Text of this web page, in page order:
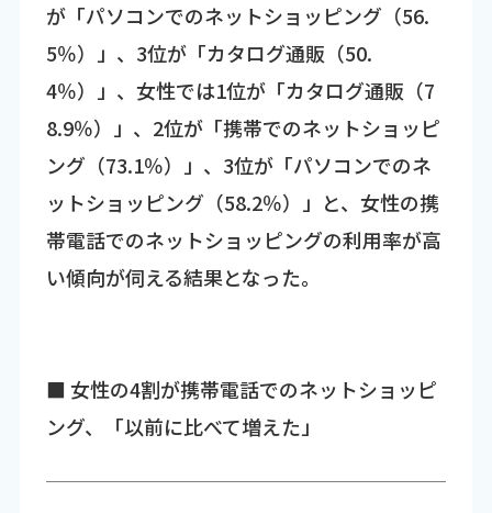
が「パソコンでのネットショッピング（56.
5％）」、3位が「カタログ通販（50.
4％）」、女性では1位が「カタログ通販（7
8.9％）」、2位が「携帯でのネットショッピ
ング（73.1％）」、3位が「パソコンでのネ
ットショッピング（58.2％）」と、女性の携
帯電話でのネットショッピングの利用率が高
い傾向が伺える結果となった。
■ 女性の4割が携帯電話でのネットショッピ
ング、「以前に比べて増えた」